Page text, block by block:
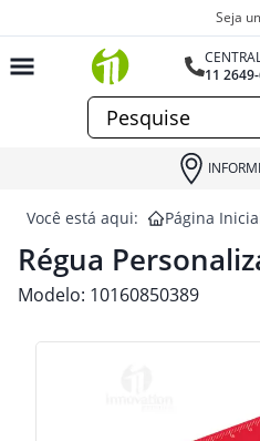
Seja
11
Você está aqui: Página
Régua
Modelo: 10160850389